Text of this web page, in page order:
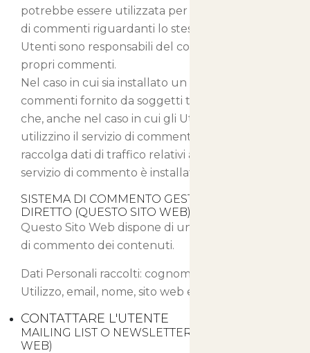
potrebbe essere utilizzata per inviare notifiche
di commenti riguardanti lo stesso contenuto. Gli
Utenti sono responsabili del contenuto dei
propri commenti.
Nel caso in cui sia installato un servizio di
commenti fornito da soggetti terzi, è possibile
che, anche nel caso in cui gli Utenti non
utilizzino il servizio di commento, lo stesso
raccolga dati di traffico relativi alle pagine in cui il
servizio di commento è installato.
SISTEMA DI COMMENTO GESTITO IN MODO
DIRETTO (QUESTO SITO WEB)
Questo Sito Web dispone di un proprio sistema
di commento dei contenuti.
Dati Personali raccolti: cognome, Cookie, Dati di
Utilizzo, email, nome, sito web e username.
CONTATTARE L'UTENTE
MAILING LIST O NEWSLETTER (QUESTO SITO
WEB)